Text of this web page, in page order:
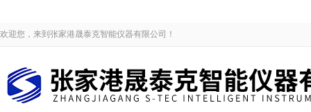
欢迎您，来到张家港晟泰克智能仪器有限公司！